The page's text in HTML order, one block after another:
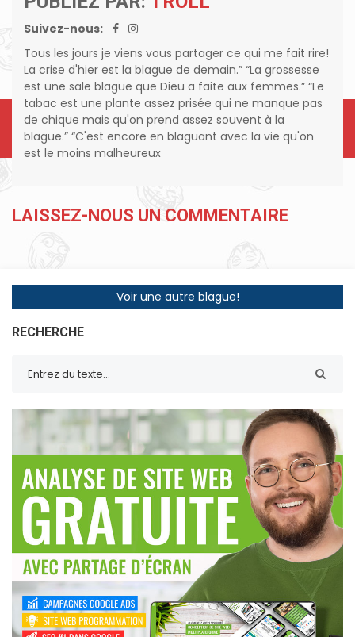
Suivez-nous:
Tous les jours je viens vous partager ce qui me fait rire!
La crise d'hier est la blague de demain.” “La grossesse
est une sale blague que Dieu a faite aux femmes.” “Le
tabac est une plante assez prisée qui ne manque pas
de chique mais qu'on prend assez souvent à la
blague.” “C'est encore en blaguant avec la vie qu'on
est le moins malheureux
LAISSEZ-NOUS UN COMMENTAIRE
Voir une autre blague!
RECHERCHE